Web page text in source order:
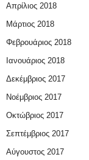
Απρίλιος 2018
Μάρτιος 2018
Φεβρουάριος 2018
Ιανουάριος 2018
Δεκέμβριος 2017
Νοέμβριος 2017
Οκτώβριος 2017
Σεπτέμβριος 2017
Αύγουστος 2017